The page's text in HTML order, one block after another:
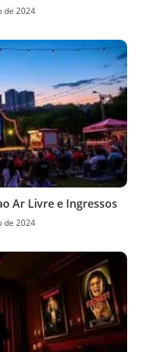
de 2024
Ar Livre e Ingressos
de 2024